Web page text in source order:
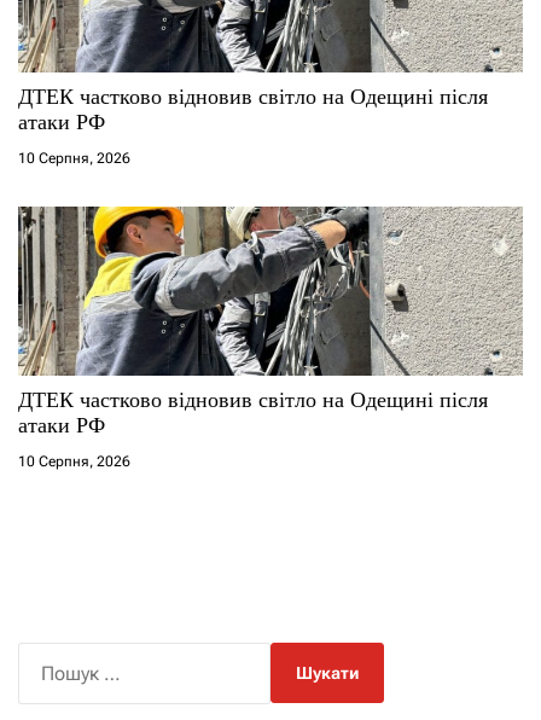
ДТЕК частково відновив світло на Одещині після
атаки РФ
10 Серпня, 2026
ДТЕК частково відновив світло на Одещині після
атаки РФ
10 Серпня, 2026